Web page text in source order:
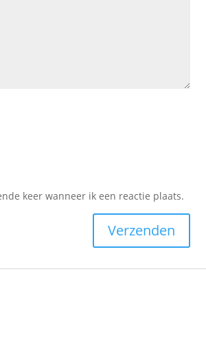
keer wanneer ik een reactie plaats.